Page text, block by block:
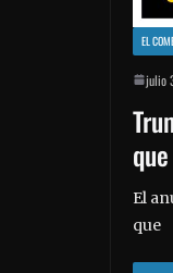
EL
julio
El
que